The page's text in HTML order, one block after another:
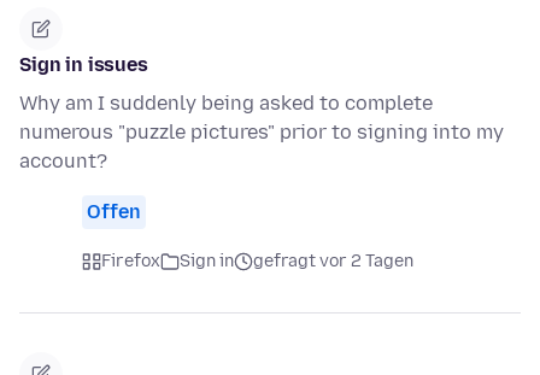
Sign in issues
Why am I suddenly being asked to complete
numerous "puzzle pictures" prior to signing into my
account?
Offen
Firefox Sign in gefragt vor 2 Tagen